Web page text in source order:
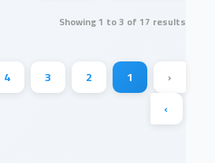
Showing1 to3 of 17 results
‹
1
2
3
4
›